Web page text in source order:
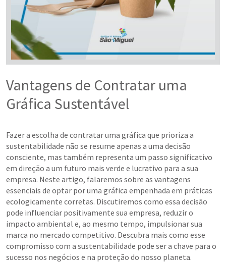
Vantagens de Contratar uma
Gráfica Sustentável
Fazer a escolha de contratar uma gráfica que prioriza a
sustentabilidade não se resume apenas a uma decisão
consciente, mas também representa um passo significativo
em direção a um futuro mais verde e lucrativo para a sua
empresa. Neste artigo, falaremos sobre as vantagens
essenciais de optar por uma gráfica empenhada em práticas
ecologicamente corretas. Discutiremos como essa decisão
pode influenciar positivamente sua empresa, reduzir o
impacto ambiental e, ao mesmo tempo, impulsionar sua
marca no mercado competitivo. Descubra mais como esse
compromisso com a sustentabilidade pode ser a chave para o
sucesso nos negócios e na proteção do nosso planeta.